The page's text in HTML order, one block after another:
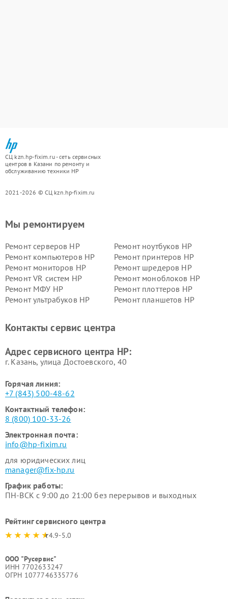
СЦ kzn.hp-fixim.ru - сеть сервисных
центров в Казани по ремонту и
обслуживанию техники HP
2021-2026 © СЦ kzn.hp-fixim.ru
Мы ремонтируем
Ремонт серверов HP
Ремонт ноутбуков HP
Ремонт компьютеров HP
Ремонт принтеров HP
Ремонт мониторов HP
Ремонт шредеров HP
Ремонт VR систем HP
Ремонт моноблоков HP
Ремонт МФУ HP
Ремонт плоттеров HP
Ремонт ультрабуков HP
Ремонт планшетов HP
Контакты сервис центра
Адрес сервисного центра HP:
г. Казань, улица Достоевского, 40
Горячая линия:
+7 (843) 500-48-62
Контактный телефон:
8 (800) 100-33-26
Электронная почта:
info@hp-fixim.ru
для юридических лиц
manager@fix-hp.ru
График работы:
ПН-ВСК с 9:00 до 21:00 без перерывов и выходных
Рейтинг сервисного центра
4.9-5.0
ООО "Русервис"
ИНН 7702633247
ОГРН 1077746335776